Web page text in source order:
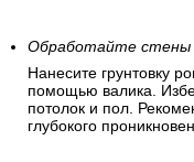
Обработайте стены
Нанесите грунтовку
помощью валика.
потолок и пол.
глубокого